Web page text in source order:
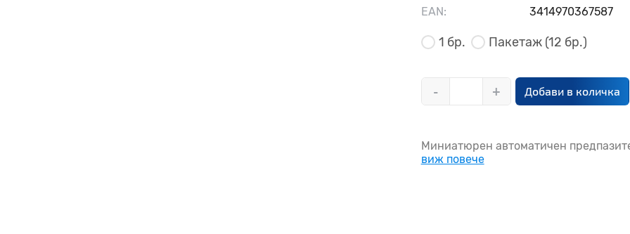
EAN:
3414970367587
1 бр. Пакетаж (12 бр.)
- + Добави в количка
Миниатюрен автоматичен
виж повече